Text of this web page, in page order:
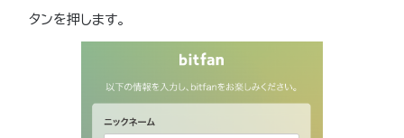
タンを押します。